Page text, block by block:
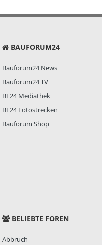
BAUFORUM24
Bauforum24 News
Bauforum24 TV
BF24 Mediathek
BF24 Fotostrecken
Bauforum Shop
BELIEBTE FOREN
Abbruch